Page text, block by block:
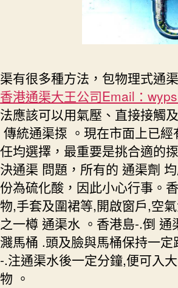
有很多種方法，包物理式通
香港通渠大王公司Email：
應該可以用氣壓、直接接觸
傳統通渠揼 。現在市面上已
均選擇，最重要是挑合適的
通渠 問題，所有的 通渠劑
為硫化酸，因此小心行事。
,手套及圍裙等,開啟窗戶,空
一樽 通渠水 。香港島-.倒
馬桶 .頭及臉與馬桶保持一
.注通渠水後一定分鐘,便可入
。